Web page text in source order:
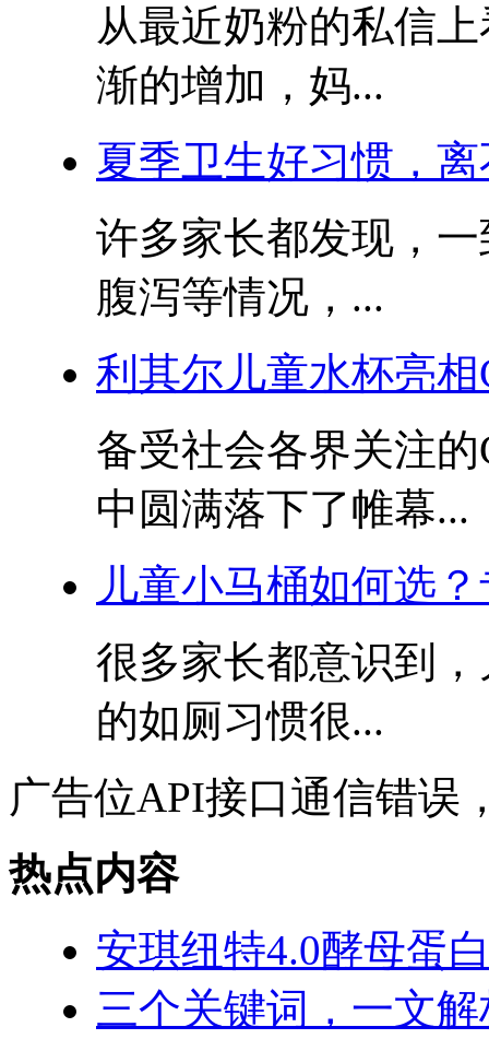
从最近奶粉的私信
渐的增加，妈...
夏季卫生好习惯，
许多家长都发现，
腹泻等情况，...
利其尔儿童水杯亮
备受社会各界关注
中圆满落下了帷幕...
儿童小马桶如何选
很多家长都意识到
的如厕习惯很...
广告位API接口通信错误
热点内容
安琪纽特4.0酵母蛋
三个关键词，一文